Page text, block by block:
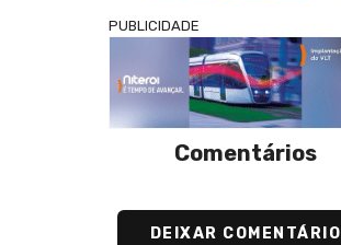
PUBLICIDADE
Comentários
DEIXAR COMENTÁRIO